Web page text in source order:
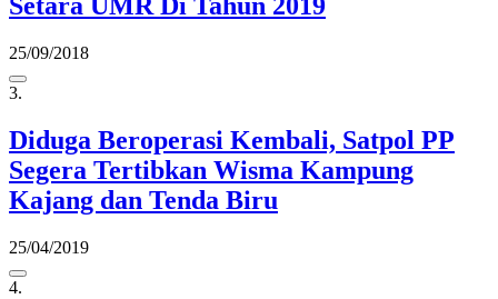
25/09/2018
3.
Diduga Beroperasi Kembali, Satpol PP
Segera Tertibkan Wisma Kampung
Kajang dan Tenda Biru
25/04/2019
4.